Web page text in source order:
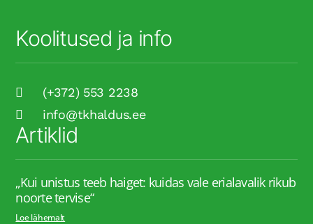
Artiklid
„Kui unistus teeb haiget: kuidas vale erialavalik rikub
noorte tervise“
Loe lähemalt
Koolitused ja info
(+372) 553 2238
info@tkhaldus.ee